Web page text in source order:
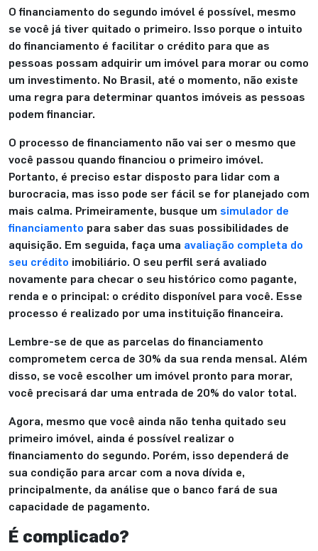
O financiamento do segundo imóvel é possível, mesmo
se você já tiver quitado o primeiro. Isso porque o intuito
do financiamento é facilitar o crédito para que as
pessoas possam adquirir um imóvel para morar ou como
um investimento. No Brasil, até o momento, não existe
uma regra para determinar quantos imóveis as pessoas
podem financiar.
O processo de financiamento não vai ser o mesmo que
você passou quando financiou o primeiro imóvel.
Portanto, é preciso estar disposto para lidar com a
burocracia, mas isso pode ser fácil se for planejado com
mais calma. Primeiramente, busque um simulador de
financiamento para saber das suas possibilidades de
aquisição. Em seguida, faça uma avaliação completa do
seu crédito imobiliário. O seu perfil será avaliado
novamente para checar o seu histórico como pagante,
renda e o principal: o crédito disponível para você. Esse
processo é realizado por uma instituição financeira.
Lembre-se de que as parcelas do financiamento
comprometem cerca de 30% da sua renda mensal. Além
disso, se você escolher um imóvel pronto para morar,
você precisará dar uma entrada de 20% do valor total.
Agora, mesmo que você ainda não tenha quitado seu
primeiro imóvel, ainda é possível realizar o
financiamento do segundo. Porém, isso dependerá de
sua condição para arcar com a nova dívida e,
principalmente, da análise que o banco fará de sua
capacidade de pagamento.
É complicado?